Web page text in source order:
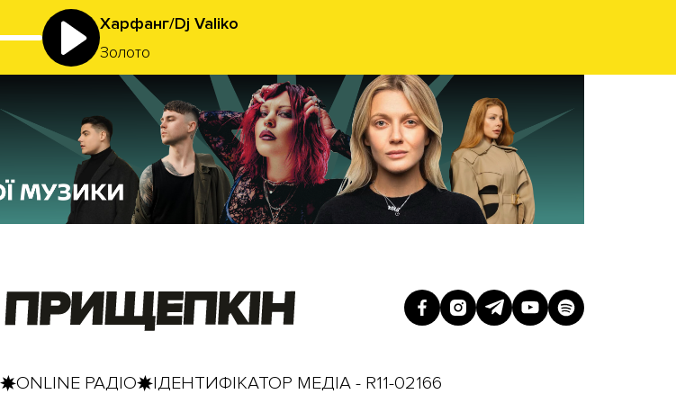
Харфанг/Dj Valiko
Золото
ONLINE РАДІО ІДЕНТИФІКАТОР МЕДІА - R11-02166